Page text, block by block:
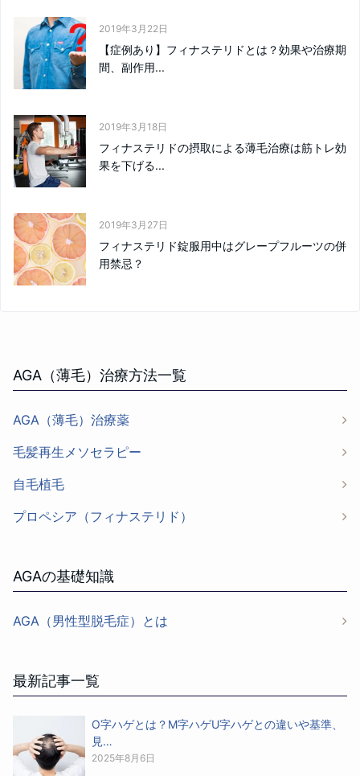
2019年3月22日
【症例あり】フィナステリドとは？効果や治療期
間、副作用...
2019年3月18日
フィナステリドの摂取による薄毛治療は筋トレ効
果を下げる...
2019年3月27日
フィナステリド錠服用中はグレープフルーツの併
用禁忌？
AGA（薄毛）治療方法一覧
AGA（薄毛）治療薬
毛髪再生メソセラピー
自毛植毛
プロペシア（フィナステリド）
AGAの基礎知識
AGA（男性型脱毛症）とは
最新記事一覧
O字ハゲとは？M字ハゲU字ハゲとの違いや基準、
見…
2025年8月6日